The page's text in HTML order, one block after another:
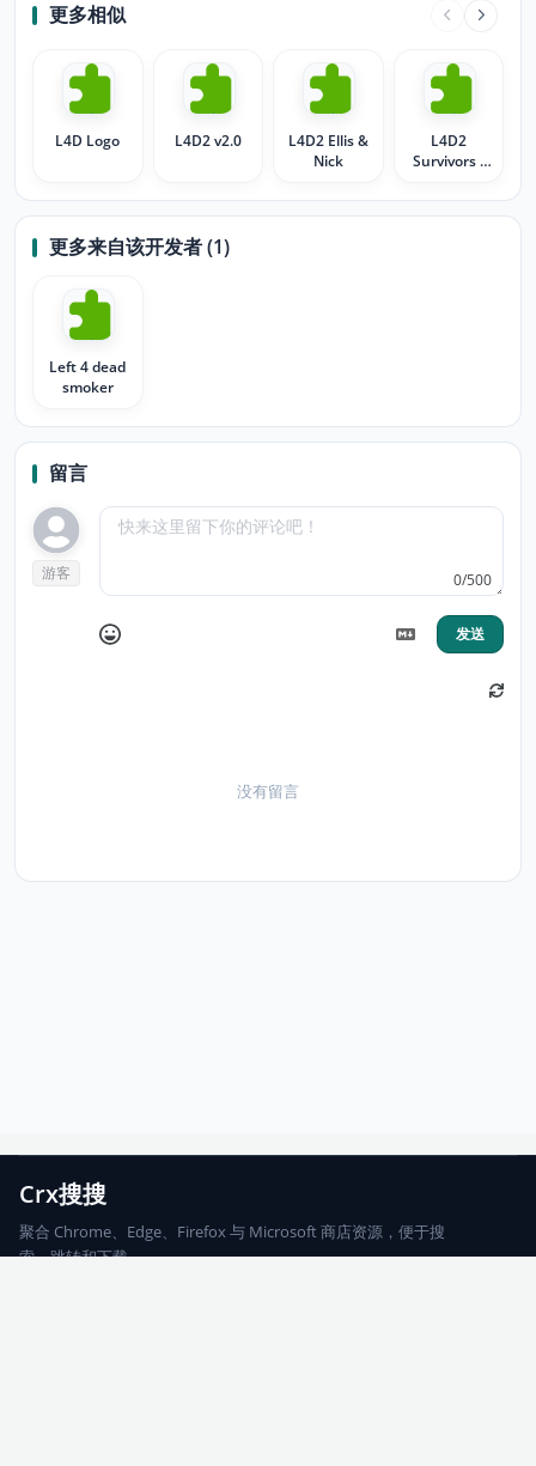
更多相似
L4D Logo L4D2 v2.0
L4D2 Ellis &
Nick
L4D2
Survivors -
更多来自该开发者 (1)
Left 4 dead
smoker
留言
游客 0/500
发送
没有留言
Crx搜搜
聚合 Chrome、Edge、Firefox 与 Microsoft 商店资源，便于搜
索、跳转和下载。